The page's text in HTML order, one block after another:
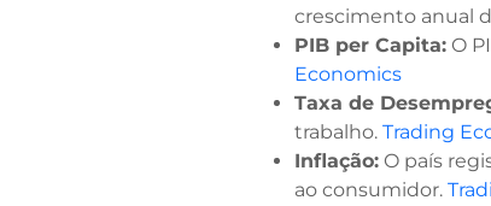
crescimento anual
PIB per Capita: O
Economics
Taxa de
trabalho. ​ Trading
Inflação: O país
ao consumidor. ​